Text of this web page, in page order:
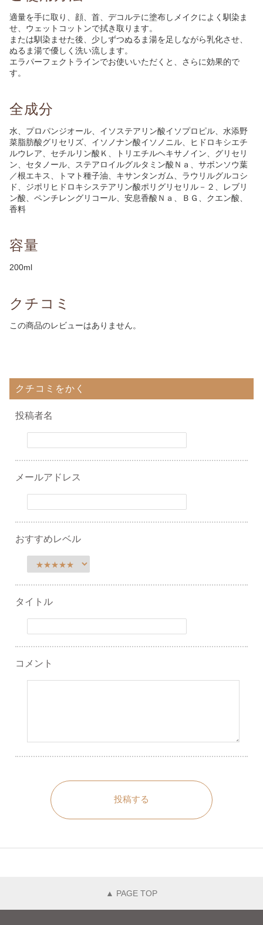
適量を手に取り、顔、首、デコルテに塗布しメイクによく馴染ま
せ、ウェットコットンで拭き取ります。
または馴染ませた後、少しずつぬるま湯を足しながら乳化させ、
ぬるま湯で優しく洗い流します。
エラパーフェクトラインでお使いいただくと、さらに効果的で
す。
全成分
水、プロパンジオール、イソステアリン酸イソプロピル、水添野
菜脂肪酸グリセリズ、イソノナン酸イソノニル、ヒドロキシエチ
ルウレア、セチルリン酸Ｋ、トリエチルヘキサノイン、グリセリ
ン、セタノール、ステアロイルグルタミン酸Ｎａ、サボンソウ葉
／根エキス、トマト種子油、キサンタンガム、ラウリルグルコシ
ド、ジポリヒドロキシステアリン酸ポリグリセリル－２、レブリ
ン酸、ペンチレングリコール、安息香酸Ｎａ、ＢＧ、クエン酸、
香料
容量
200ml
クチコミ
この商品のレビューはありません。
クチコミをかく
投稿者名
メールアドレス
おすすめレベル
タイトル
コメント
投稿する
▲ PAGE TOP